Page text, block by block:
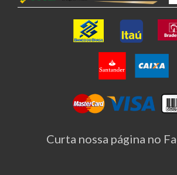
Curta nossa página no